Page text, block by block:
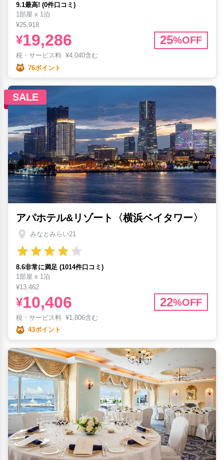
9.1最高! (0件口コミ)
1部屋 x 1泊
¥25,918
¥19,286 25%OFF
税・サービス料 ¥4,040含む
76ポイント
SALE
アパホテル&リゾート〈横浜ベイタワー〉
みなとみらい21
8.6非常に満足 (1014件口コミ)
1部屋 x 1泊
¥13,462
¥10,406 22%OFF
税・サービス料 ¥1,806含む
43ポイント